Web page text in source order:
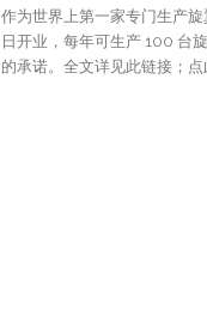
作为世界上第一家专门生产旋翼帆的
日开业，每年可生产 100 台
的承诺。全文详见此链接；